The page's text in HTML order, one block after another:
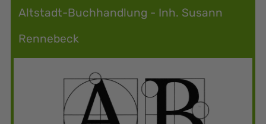
Altstadt-Buchhandlung - Inh. Susann
Rennebeck